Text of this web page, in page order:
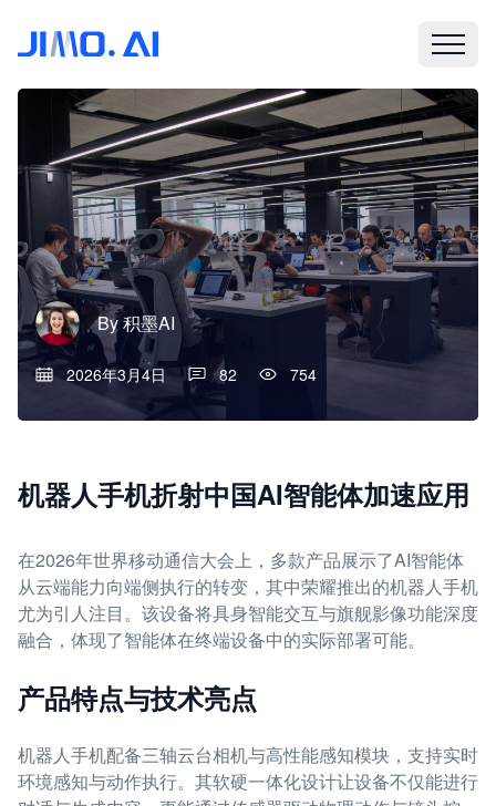
By积墨AI
2026年3月4日 82 754
机器人手机折射中国AI智能体加速应用
在2026年世界移动通信大会上，多款产品展示了AI智能体
从云端能力向端侧执行的转变，其中荣耀推出的机器人手机
尤为引人注目。该设备将具身智能交互与旗舰影像功能深度
融合，体现了智能体在终端设备中的实际部署可能。
产品特点与技术亮点
机器人手机配备三轴云台相机与高性能感知模块，支持实时
环境感知与动作执行。其软硬一体化设计让设备不仅能进行